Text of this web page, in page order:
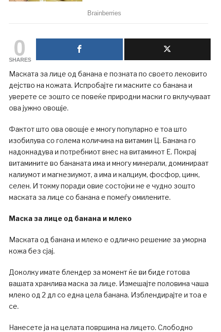
0
SHARES
Маската за лице од банана е позната по своето лековито
дејство на кожата. Испробајте ги маските со банана и
уверете се зошто се повеќе природни маски го вклучуваат
ова јужно овошје.
Фактот што ова овошје е многу популарно е тоа што
изобилува со голема количина на витамин Ц. Банана го
надокнадува и потребниот внес на витаминот Е. Покрај
витамините во бананата има и многу минерали, доминираат
калиумот и магнезиумот, а има и калциум, фосфор, цинк,
селен. И токму поради овие состојки не е чудно зошто
маската за лице со банана е помеѓу омилените.
Маска за лице од банана и млеко
Маската од банана и млеко е одлично решение за уморна
кожа без сјај.
Доколку имате блендер за момент ќе ви биде готова
вашата хранлива маска за лице. Измешајте половина чаша
млеко од 2 дл со една цела банана. Изблендирајте и тоа е
се.
Нанесете ја на целата површина на лицето. Слободно